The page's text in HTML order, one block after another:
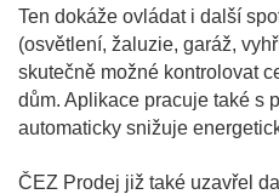
Ten dokáže ovládat i další
(osvětlení, žaluzie, garáž,
skutečně možné kontrolovat
dům. Aplikace pracuje také s
automaticky snižuje
ČEZ Prodej již také uzavřel